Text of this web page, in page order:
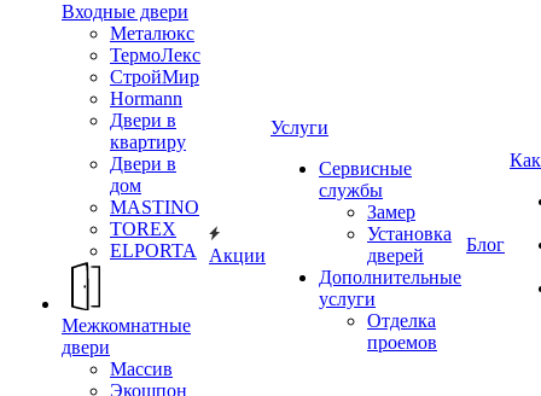
Входные двери
Металюкс
ТермоЛекс
СтройМир
Hormann
Двери в
квартиру
Двери в
дом
MASTINO
TOREX
ELPORTA
Межкомнатные
двери
Массив
Экошпон
Акции
Услуги
Сервисные
службы
Замер
Установка
дверей
Дополнительные
услуги
Отделка
проемов
Блог